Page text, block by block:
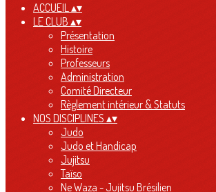
ACCUEIL▴▾
LE CLUB ▴▾
Présentation
Histoire
Professeurs
Administration
Comité Directeur
Règlement intérieur & Statuts
NOS DISCIPLINES ▴▾
Judo
Judo et Handicap
Jujitsu
Taïso
Ne Waza - Jujitsu Brésilien